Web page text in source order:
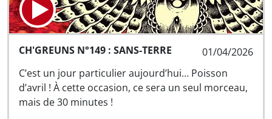
01/04/2026
CH'GREUNS N°149 : SANS-TERRE
C’est un jour particulier aujourd’hui… Poisson
d’avril ! À cette occasion, ce sera un seul morceau,
mais de 30 minutes !